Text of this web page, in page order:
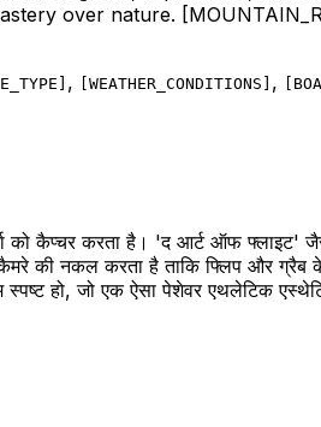
over nature.
, WEATHER_CONDITIONS ,
को कैप्चर करता है। 'द आर्ट ऑफ
की नकल करता है ताकि फ्लिप और ग्रैब
हो, जो एक ऐसा पेशेवर एथलेटिक